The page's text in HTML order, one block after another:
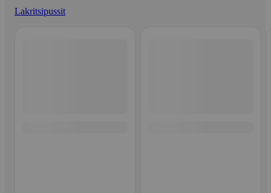
Lakritsipussit